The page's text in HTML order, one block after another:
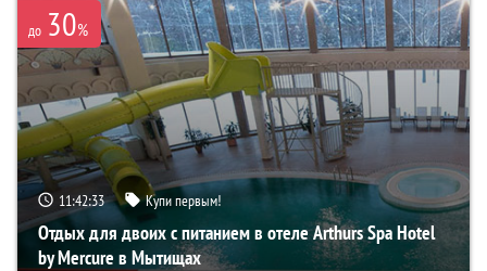
до 30%
11:42:32 Купи первым!
Отдых для двоих с питанием в отеле Arthurs Spa Hotel
by Mercure в Мытищах